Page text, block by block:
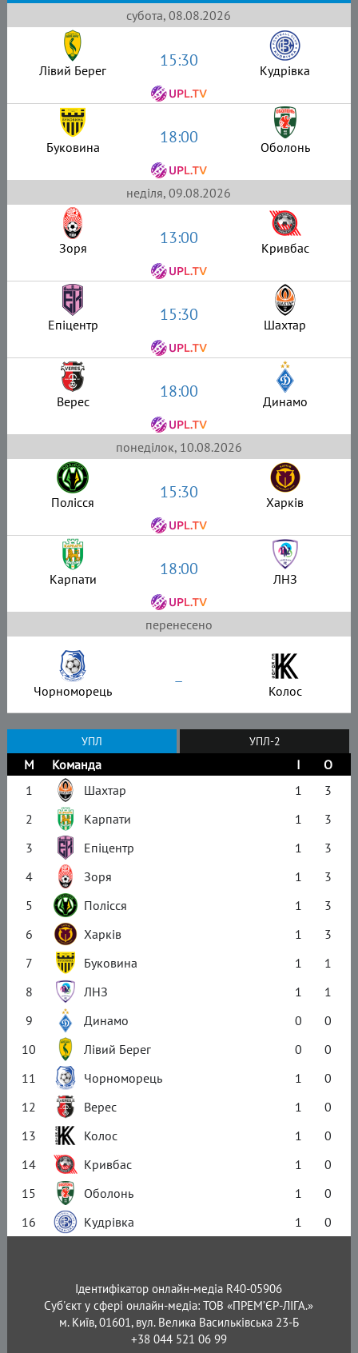
субота, 08.08.2026
Лівий Берег 15:30 Кудрівка
Буковина 18:00 Оболонь
неділя, 09.08.2026
Зоря 13:00 Кривбас
Епіцентр 15:30 Шахтар
Верес 18:00 Динамо
понеділок, 10.08.2026
Полісся 15:30 Харків
Карпати 18:00 ЛНЗ
перенесено
Чорноморець – Колос
УПЛ УПЛ-2
М Команда І
О
1
Шахтар 1
3
2
Карпати 1
3
3
Епіцентр 1
3
4
Зоря 1
3
5
Полісся 1
3
6
Харків 1
3
7
Буковина 1
1
8
ЛНЗ 1
1
9
Динамо 0
0
10
Лівий Берег 0
0
11
Чорноморець 1
0
12
Верес 1
0
13
Колос 1
0
14
Кривбас 1
0
15
Оболонь 1
0
16
Кудрівка 1 0
Ідентифікатор онлайн-медіа R40-05906
Суб'єкт у сфері онлайн-медіа: ТОВ «ПРЕМ’ЄР-ЛІГА.»
м. Київ, 01601, вул. Велика Васильківська 23-Б
+38 044 521 06 99